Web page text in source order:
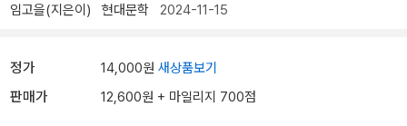
임고을(지은이) 현대문학 2024-11-15
정가 14,000원 새상품보기
판매가 12,600원 + 마일리지 700점